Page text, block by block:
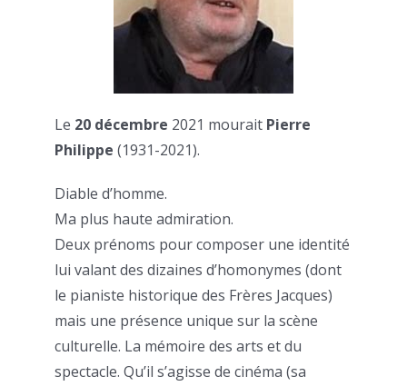
Le 20 décembre 2021 mourait Pierre
Philippe (1931-2021).
Diable d’homme.
Ma plus haute admiration.
Deux prénoms pour composer une identité
lui valant des dizaines d’homonymes (dont
le pianiste historique des Frères Jacques)
mais une présence unique sur la scène
culturelle. La mémoire des arts et du
spectacle. Qu’il s’agisse de cinéma (sa